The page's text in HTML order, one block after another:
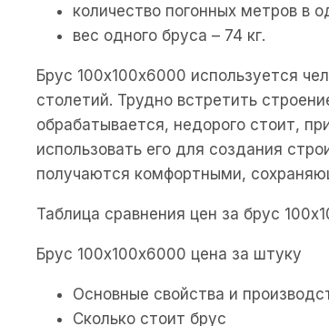
количество погонных метров в
вес одного бруса – 74 кг.
Брус 100х100х6000 используется
столетий. Трудно встретить
обрабатывается, недорого стоит,
использовать его для создания
получаются комфортными,
Таблица сравнения цен за брус
Брус 100х100х6000 цена за штуку
Основные свойства и
Сколько стоит брус